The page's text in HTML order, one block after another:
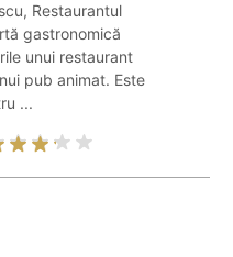
Restaurantul
gastronomică
unui restaurant
pub animat. Este
...